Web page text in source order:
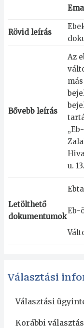
Rövid leírás
Bővebb leírás
Az
u.
Letölthető
dokumentumok
Eb-
Választási
Választási
Korábbi